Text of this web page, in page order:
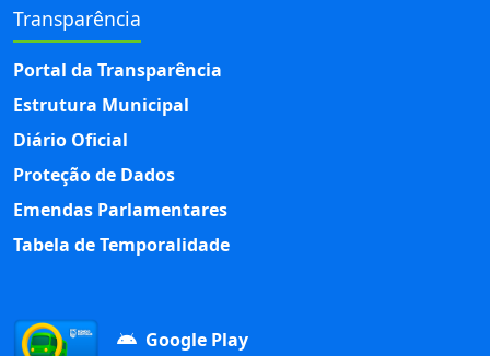
Transparência
Portal da Transparência
Estrutura Municipal
Diário Oficial
Proteção de Dados
Emendas Parlamentares
Tabela de Temporalidade
Google Play